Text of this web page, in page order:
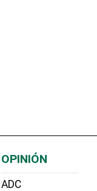
OPINIÓN
ADC